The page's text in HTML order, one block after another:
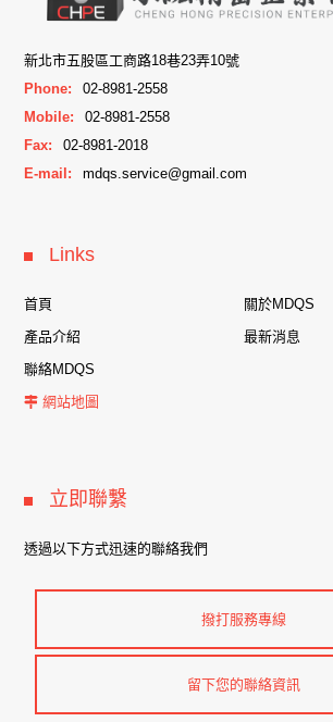
新北市五股區工商路18巷23弄10號
Phone:
02-8981-2558
Mobile:
02-8981-2558
Fax:
02-8981-2018
E-mail:
mdqs.service@gmail.com
Links
首頁
關於MDQS
產品介紹
最新消息
聯絡MDQS
網站地圖
立即聯繫
透過以下方式迅速的聯絡我們
撥打服務專線
留下您的聯絡資訊